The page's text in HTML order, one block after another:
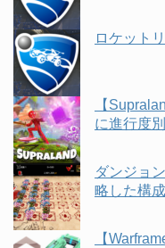
ロケット
【
に進行度
ダンジョ
略した構
【